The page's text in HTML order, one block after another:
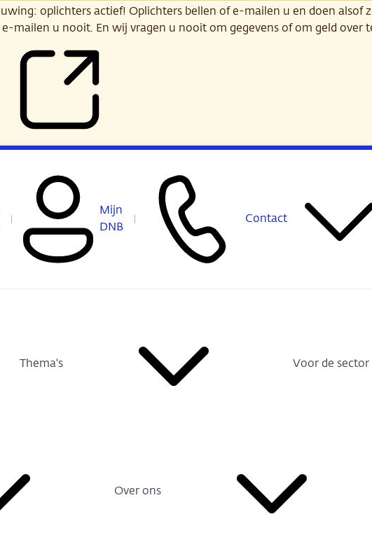
oplichters actief! Oplichters bellen of e-mailen u en doen alsof
e-mailen u nooit. En wij vragen u nooit om gegevens of om geld over
Mijn
DNB
Contact
Thema's Voor de sector
Over ons